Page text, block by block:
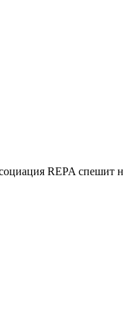
REPA спешит